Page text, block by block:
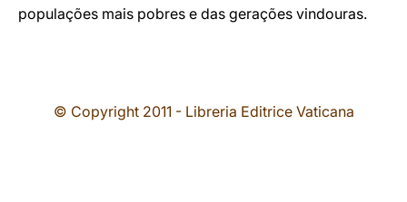
populações mais pobres e das gerações vindouras.
© Copyright 2011 - Libreria Editrice Vaticana